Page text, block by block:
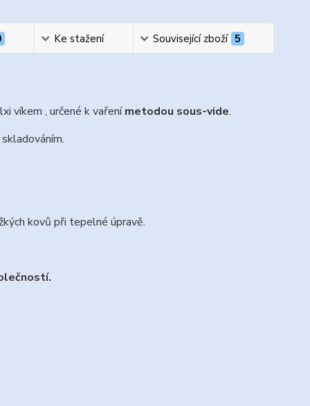
Ke stažení Související zboží 5
víkem , určené k vařenímetodou sous-vide.
kovů při tepelné úpravě.